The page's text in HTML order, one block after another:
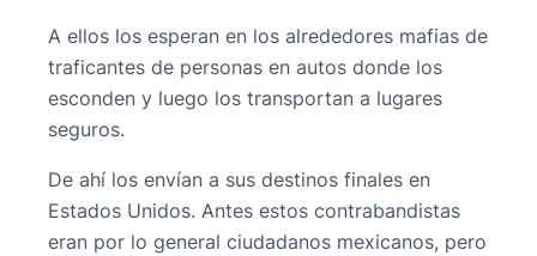
A ellos los esperan en los alrededores mafias de
traficantes de personas en autos donde los
esconden y luego los transportan a lugares
seguros.
De ahí los envían a sus destinos finales en
Estados Unidos. Antes estos contrabandistas
eran por lo general ciudadanos mexicanos, pero